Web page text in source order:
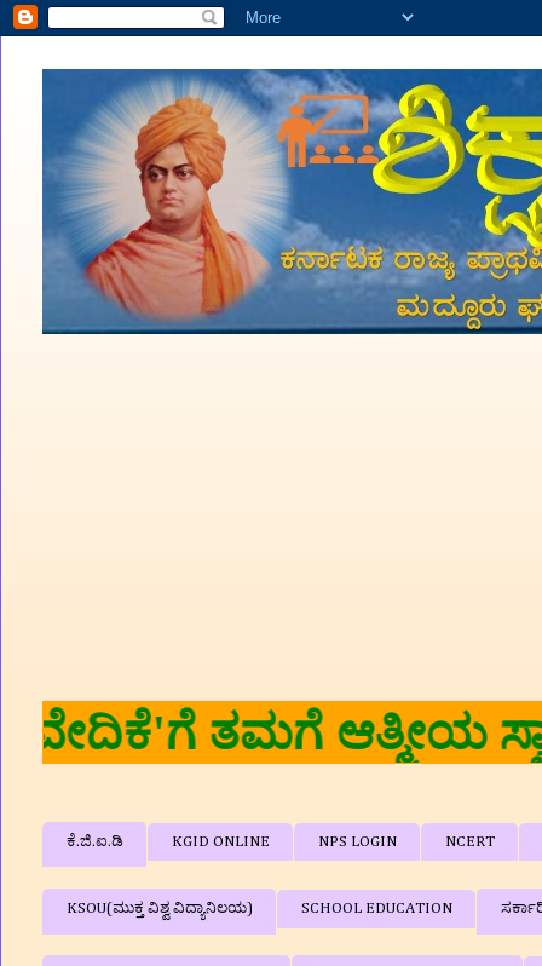
🙏🙏
ಕೆ.ಜಿ.ಐ.ಡಿ KGID ONLINE NPS LOGIN NCERT
KSOU(ಮುಕ್ತ ವಿಶ್ವ ವಿದ್ಯಾನಿಲಯ) SCHOOL EDUCATION